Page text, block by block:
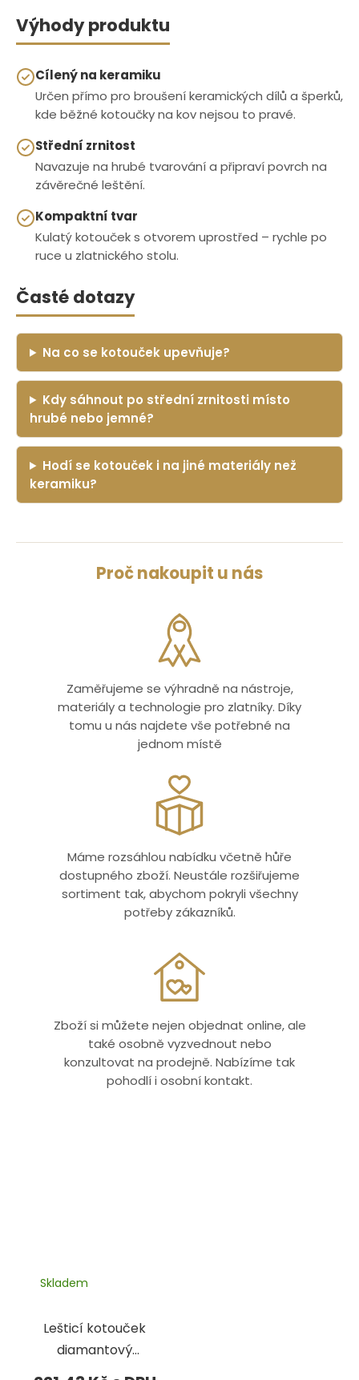
Výhody produktu
Cílený na keramiku
Určen přímo pro broušení keramických dílů a šperků,
kde běžné kotoučky na kov nejsou to pravé.
Střední zrnitost
Navazuje na hrubé tvarování a připraví povrch na
závěrečné leštění.
Kompaktní tvar
Kulatý kotouček s otvorem uprostřed – rychle po
ruce u zlatnického stolu.
Časté dotazy
Na co se kotouček upevňuje?
Kdy sáhnout po střední zrnitosti místo
hrubé nebo jemné?
Hodí se kotouček i na jiné materiály než
keramiku?
Proč nakoupit u nás
Zaměřujeme se výhradně na nástroje,
materiály a technologie pro zlatníky. Díky
tomu u nás najdete vše potřebné na
jednom místě
Máme rozsáhlou nabídku včetně hůře
dostupného zboží. Neustále rozšiřujeme
sortiment tak, abychom pokryli všechny
potřeby zákazníků.
Zboží si můžete nejen objednat online, ale
také osobně vyzvednout nebo
konzultovat na prodejně. Nabízíme tak
pohodlí i osobní kontakt.
Lešticí kotouček
diamantový
12x2,4 mm
Skladem